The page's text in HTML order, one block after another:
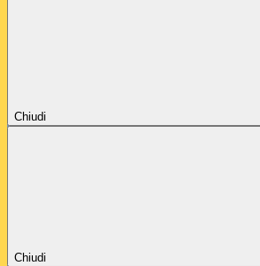
Chiudi
Chiudi